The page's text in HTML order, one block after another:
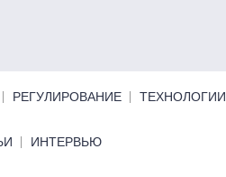
РЕГУЛИРОВАНИЕ ТЕХНОЛОГИИ
ИНТЕРВЬЮ